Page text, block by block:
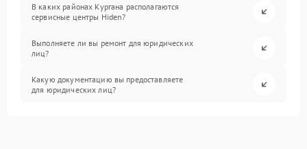
В каких районах Кургана располагаются
сервисные центры Hiden?
Выполняете ли вы ремонт для юридических
лиц?
Какую документацию вы предоставляете
для юридических лиц?